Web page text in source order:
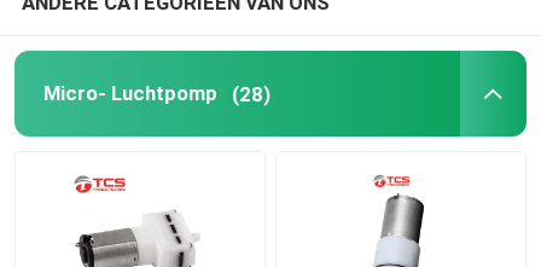
Balanssolenoïdeelektromagneet
Micro- Luchtpomp (28)